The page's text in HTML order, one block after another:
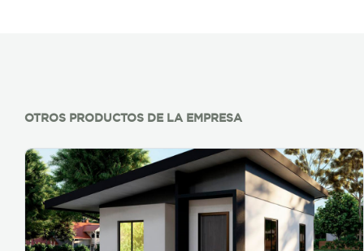
OTROS PRODUCTOS DE LA EMPRESA